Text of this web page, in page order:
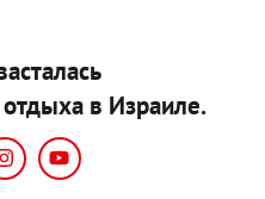
в Израиле.